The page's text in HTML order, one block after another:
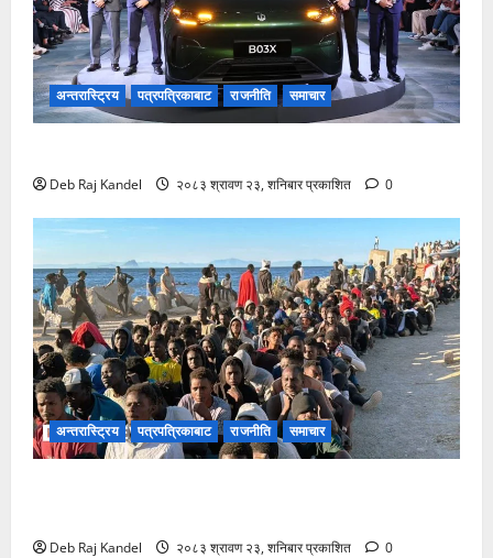
अन्तरास्ट्रिय पत्रपत्रिकाबाट राजनीति समाचार
Deb Raj Kandel २०८३ श्रावण २३, शनिबार प्रकाशित 0
अन्तरास्ट्रिय पत्रपत्रिकाबाट राजनीति समाचार
Deb Raj Kandel २०८३ श्रावण २३, शनिबार प्रकाशित 0